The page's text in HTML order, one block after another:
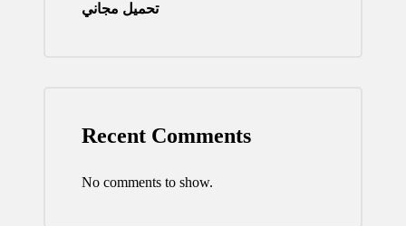
تحميل مجاني
Recent Comments
No comments to show.